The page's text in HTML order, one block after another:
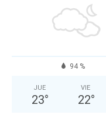
94 %
JUE
23°
VIE
22°